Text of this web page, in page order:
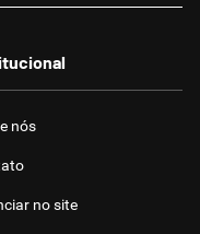
nós
no site